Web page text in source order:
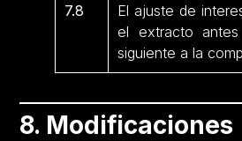
7.8
El ajuste de
el extracto
siguiente a la
8. Modificaciones